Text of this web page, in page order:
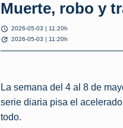
Muerte, robo y
schedule 2026-05-03 | 11:20h
update 2026-05-03 | 11:20h
La semana del 4 al 8 de
serie diaria pisa el
todo.